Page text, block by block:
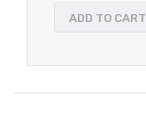
ADD TO CART